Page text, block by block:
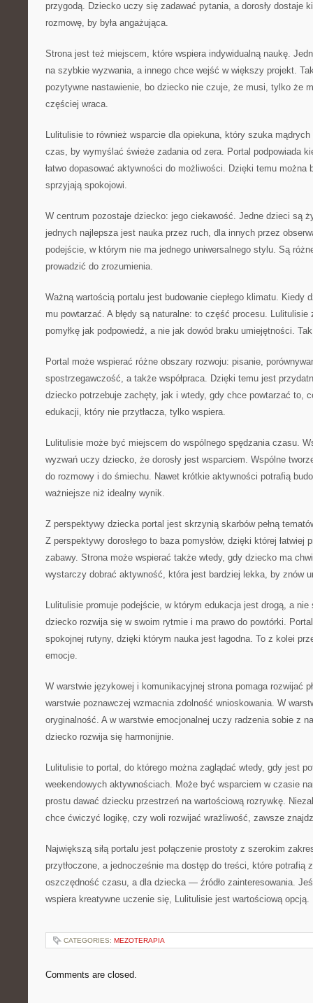
przygodą. Dziecko uczy się zadawać pytania, a dorosły dostaje
rozmowę, by była angażująca.
Strona jest też miejscem, które wspiera indywidualną naukę.
na szybkie wyzwania, a innego chce wejść w większy projekt.
pozytywne nastawienie, bo dziecko nie czuje, że musi, tylko że
częściej wraca.
Lulitulisie to również wsparcie dla opiekuna, który szuka
czas, by wymyślać świeże zadania od zera. Portal podpowiada
łatwo dopasować aktywności do możliwości. Dzięki temu można
sprzyjają spokojowi.
W centrum pozostaje dziecko: jego ciekawość. Jedne dzieci są
jednych najlepsza jest nauka przez ruch, dla innych przez
podejście, w którym nie ma jednego uniwersalnego stylu. Są
prowadzić do zrozumienia.
Ważną wartością portalu jest budowanie ciepłego klimatu. Kiedy
mu powtarzać. A błędy są naturalne: to część procesu.
pomyłkę jak podpowiedź, a nie jak dowód braku umiejętności.
Portal może wspierać różne obszary rozwoju: pisanie,
spostrzegawczość, a także współpraca. Dzięki temu jest
dziecko potrzebuje zachęty, jak i wtedy, gdy chce powtarzać to,
edukacji, który nie przytłacza, tylko wspiera.
Lulitulisie może być miejscem do wspólnego spędzania czasu.
wyzwań uczy dziecko, że dorosły jest wsparciem. Wspólne
do rozmowy i do śmiechu. Nawet krótkie aktywności potrafią
ważniejsze niż idealny wynik.
Z perspektywy dziecka portal jest skrzynią skarbów pełną
Z perspektywy dorosłego to baza pomysłów, dzięki której łatwiej
zabawy. Strona może wspierać także wtedy, gdy dziecko ma
wystarczy dobrać aktywność, która jest bardziej lekka, by znów
Lulitulisie promuje podejście, w którym edukacja jest drogą, a nie
dziecko rozwija się w swoim rytmie i ma prawo do powtórki.
spokojnej rutyny, dzięki którym nauka jest łagodna. To z kolei
emocje.
W warstwie językowej i komunikacyjnej strona pomaga rozwijać
warstwie poznawczej wzmacnia zdolność wnioskowania. W
oryginalność. A w warstwie emocjonalnej uczy radzenia sobie z
dziecko rozwija się harmonijnie.
Lulitulisie to portal, do którego można zaglądać wtedy, gdy jest
weekendowych aktywnościach. Może być wsparciem w czasie
prostu dawać dziecku przestrzeń na wartościową rozrywkę.
chce ćwiczyć logikę, czy woli rozwijać wrażliwość, zawsze
Największą siłą portalu jest połączenie prostoty z szerokim
przytłoczone, a jednocześnie ma dostęp do treści, które potrafią
oszczędność czasu, a dla dziecka — źródło zainteresowania.
wspiera kreatywne uczenie się, Lulitulisie jest wartościową opcją.
CATEGORIES: MEZOTERAPIA
Comments are closed.